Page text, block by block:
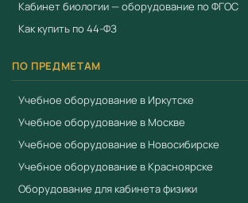
Кабинет биологии — оборудование по ФГОС
Как купить по 44-ФЗ
ПО ПРЕДМЕТАМ
Учебное оборудование в Иркутске
Учебное оборудование в Москве
Учебное оборудование в Новосибирске
Учебное оборудование в Красноярске
Оборудование для кабинета физики